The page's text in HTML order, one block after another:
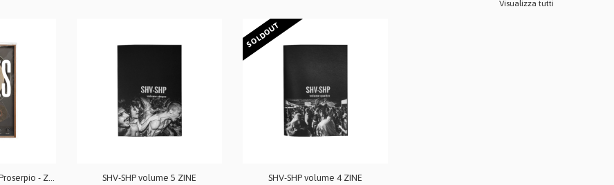
Visualizza tutti
Dishes vol. 1 by Paolo Proserpio - ZINE SHV-SHP volume 5 ZINE
SOLDOUT
SHV-SHP volume 4 ZINE